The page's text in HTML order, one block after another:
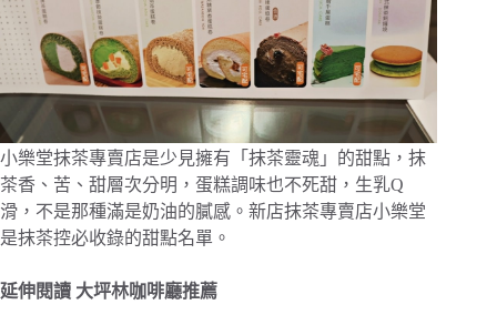
小樂堂抹茶專賣店是少見擁有「抹茶靈魂」的甜點，抹
茶香、苦、甜層次分明，蛋糕調味也不死甜，生乳Q
滑，不是那種滿是奶油的膩感。新店抹茶專賣店小樂堂
是抹茶控必收錄的甜點名單。
延伸閱讀 大坪林咖啡廳推薦